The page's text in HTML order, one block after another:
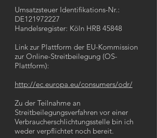
Umsatzsteuer Identifikations-Nr.:
DE121972227
Handelsregister: Köln HRB 45848
Link zur Plattform der EU-Kommission
zur Online-Streitbeilegung (OS-
Plattform):
http://ec.europa.eu/consumers/odr/
Zu der Teilnahme an
Streitbeilegungsverfahren vor einer
Verbraucherschlichtungsstelle bin ich
weder verpflichtet noch bereit.